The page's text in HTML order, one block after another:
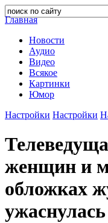
Главная
Новости
Аудио
Видео
Всякое
Картинки
Юмор
Настройки Настройки
женщин и
обложках
ужаснулась